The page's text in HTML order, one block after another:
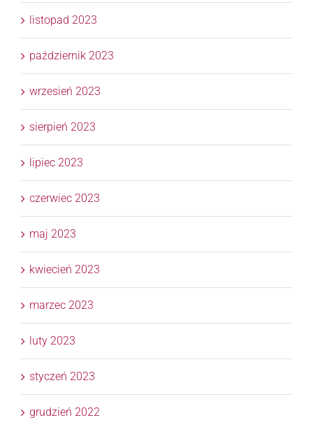
listopad 2023
październik 2023
wrzesień 2023
sierpień 2023
lipiec 2023
czerwiec 2023
maj 2023
kwiecień 2023
marzec 2023
luty 2023
styczeń 2023
grudzień 2022